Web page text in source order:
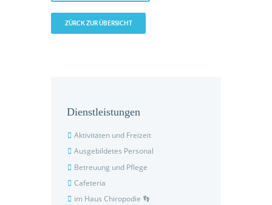
ZÜRCK ZUR ÜBERSICHT
Dienstleistungen
Aktivitäten und Freizeit
Ausgebildetes Personal
Betreuung und Pflege
Cafeteria
im Haus Chiropodie 👣